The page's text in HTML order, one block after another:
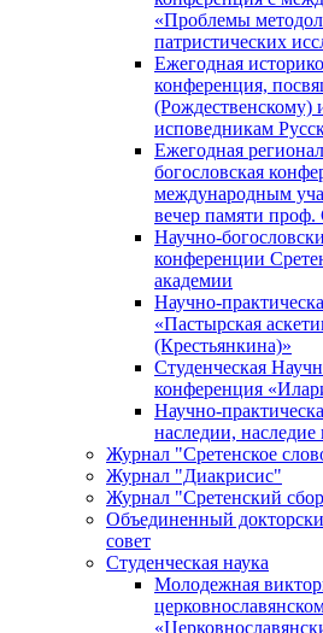
«Проблемы
патристических
Ежегодная
конференция,
(Рождественскому)
исповедникам
Ежегодная
богословская
международным
вечер памяти
Научно-
конференции
академии
Научно-
«Пастырская
(Крестьянкина)»
Студенческая
конференция
Научно-
наследии, наследие
Журнал "Сретенское
Журнал "Диакрисис"
Журнал "Сретенский
Объединенный
совет
Студенческая наука
Молодежная